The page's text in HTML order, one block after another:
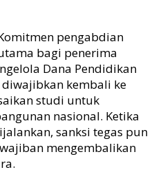
pengabdian
bagi penerima
Dana Pendidikan
diwajibkan kembali ke
studi untuk
nasional. Ketika
sanksi tegas pun
mengembalikan